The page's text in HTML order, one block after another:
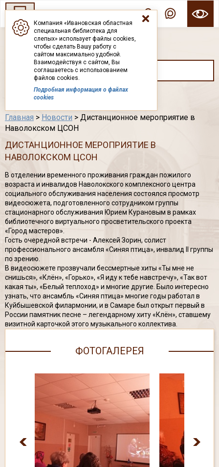
Компания «Ивановская областная
специальная библиотека для
слепых» использует файлы cookies,
чтобы сделать Вашу работу с
сайтом максимально удобной.
Взаимодействуя с сайтом, Вы
соглашаетесь с использованием
файлов cookies.
Подробная информация о файлах
cookies
ГОСУДАРСТВЕННОЕ БЮДЖЕТНОЕ УЧРЕЖДЕНИЕ ИВАНОВСКОЙ ОБЛАСТИ
ИВАНОВСКАЯ ОБЛАСТНАЯ СПЕЦИАЛЬНАЯ
БИБЛИОТЕКА ДЛЯ СЛЕПЫХ
Каталог
Главная > Новости > Дистанционное мероприятие в
Наволокском ЦСОН
ДИСТАНЦИОННОЕ МЕРОПРИЯТИЕ В
НАВОЛОКСКОМ ЦСОН
В отделении временного проживания граждан пожилого
возраста и инвалидов Наволокского комплексного центра
социального обслуживания населения состоялся просмотр
видеосюжета, подготовленного сотрудником группы
стационарного обслуживания Юрием Курановым в рамках
библиотечного виртуального просветительского проекта
«Город мастеров».
Гость очередной встречи - Алексей Зорин, солист
профессионального ансамбля «Синяя птица», инвалид II группы
по зрению.
В видеосюжете прозвучали бессмертные хиты «Ты мне не
снишься», «Клён», «Горько», «Я иду к тебе навстречу», «Так вот
какая ты», «Белый теплоход» и многие другие. Было интересно
узнать, что ансамбль «Синяя птица» многие годы работал в
Куйбышевской филармонии, и в Самаре был открыт первый в
России памятник песне – легендарному хиту «Клён», ставшему
визитной карточкой этого музыкального коллектива.
ФОТОГАЛЕРЕЯ